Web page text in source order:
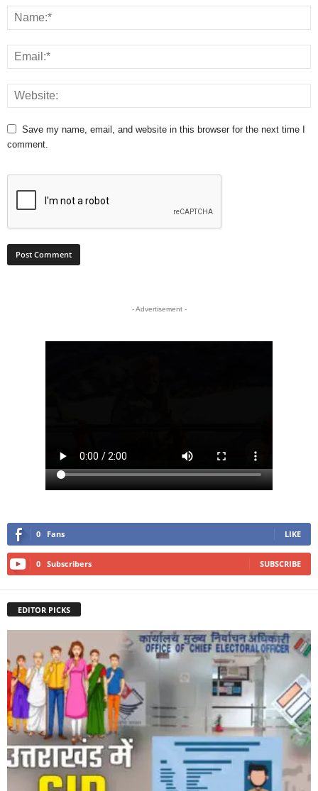
Save my name, email, and website in this browser for the next time I
comment.
- Advertisement -
0 Fans LIKE
0 Subscribers SUBSCRIBE
EDITOR PICKS